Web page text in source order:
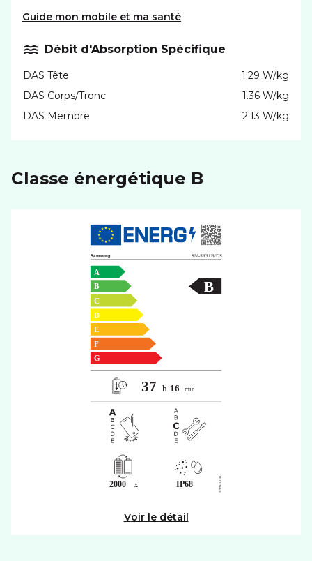
Guide mon mobile et ma santé
Débit d'Absorption Spécifique
DAS Tête
1.29 W/kg
DAS Corps/Tronc
1.36 W/kg
DAS Membre
2.13 W/kg
Classe énergétique B
Voir le détail